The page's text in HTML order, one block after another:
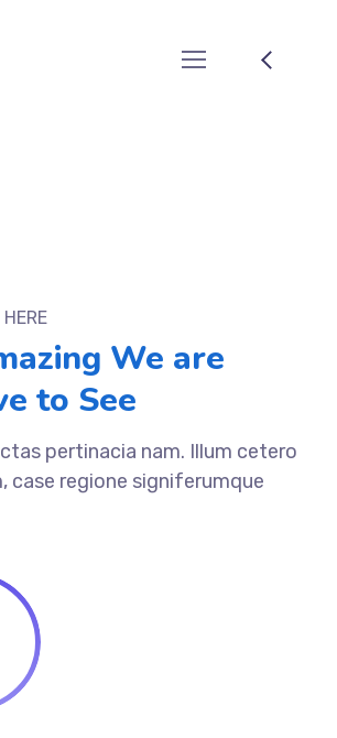
We are
to See
pertinacia nam. Illum cetero
case regione signiferumque